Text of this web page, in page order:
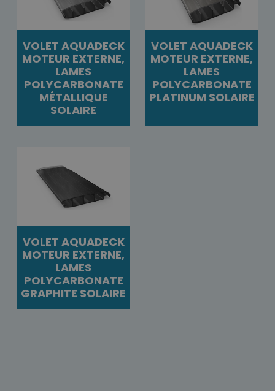
VOLET AQUADECK
MOTEUR EXTERNE,
LAMES
POLYCARBONATE
MÉTALLIQUE
SOLAIRE
VOLET AQUADECK
MOTEUR EXTERNE,
LAMES
POLYCARBONATE
PLATINUM SOLAIRE
VOLET AQUADECK
MOTEUR EXTERNE,
LAMES
POLYCARBONATE
GRAPHITE SOLAIRE